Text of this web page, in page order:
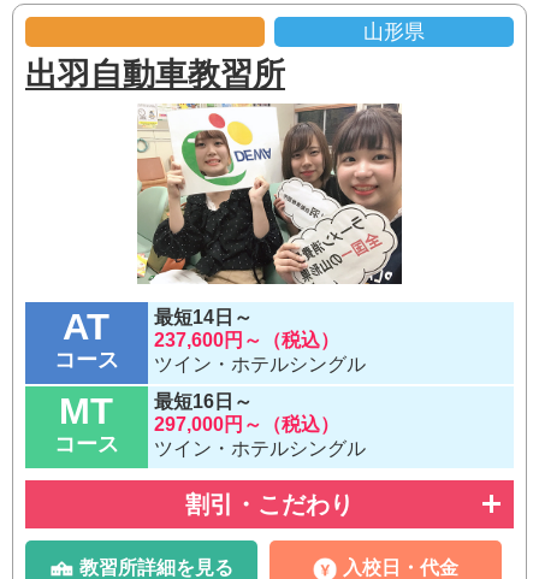
山形県
出羽自動車教習所
AT
コース
最短14日～
237,600円～（税込）
ツイン・ホテルシングル
MT
コース
最短16日～
297,000円～（税込）
ツイン・ホテルシングル
割引・こだわり
教習所詳細を見る 入校日・代金